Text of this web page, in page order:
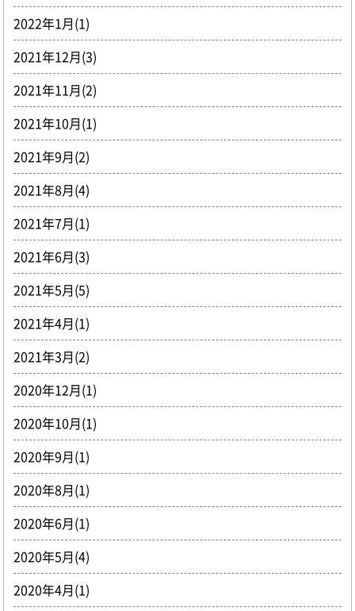
2022年1月(1)
2021年12月(3)
2021年11月(2)
2021年10月(1)
2021年9月(2)
2021年8月(4)
2021年7月(1)
2021年6月(3)
2021年5月(5)
2021年4月(1)
2021年3月(2)
2020年12月(1)
2020年10月(1)
2020年9月(1)
2020年8月(1)
2020年6月(1)
2020年5月(4)
2020年4月(1)